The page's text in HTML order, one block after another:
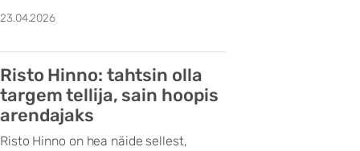
23.04.2026
Risto Hinno: tahtsin olla
targem tellija, sain hoopis
arendajaks
Risto Hinno on hea näide sellest,